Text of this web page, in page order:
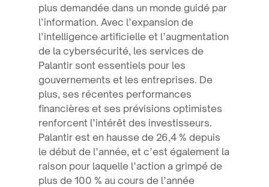
plus demandée dans un monde guidé par
l’information. Avec l’expansion de
l’intelligence artificielle et l’augmentation
de la cybersécurité, les services de
Palantir sont essentiels pour les
gouvernements et les entreprises. De
plus, ses récentes performances
financières et ses prévisions optimistes
renforcent l’intérêt des investisseurs.
Palantir est en hausse de 26,4 % depuis
le début de l’année, et c’est également la
raison pour laquelle l’action a grimpé de
plus de 100 % au cours de l’année